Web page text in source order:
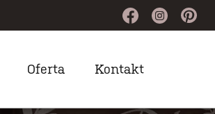
Oferta Kontakt